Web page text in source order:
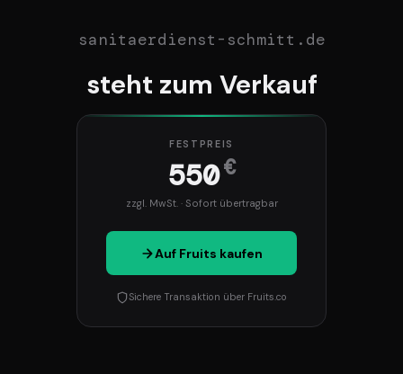
sanitaerdienst-schmitt.de
steht zum Verkauf
FESTPREIS
550€
zzgl. MwSt. · Sofort übertragbar
Auf Fruits kaufen
Sichere Transaktion über Fruits.co